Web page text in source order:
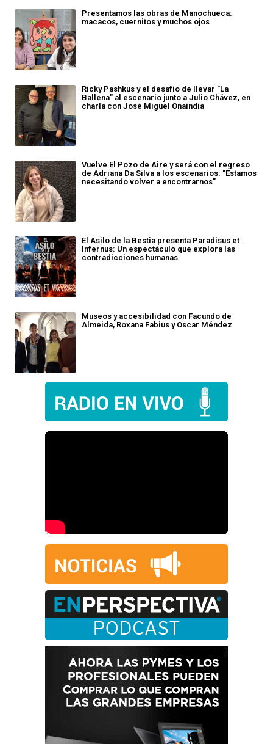
Presentamos las obras de Manochueca:
macacos, cuernitos y muchos ojos
Ricky Pashkus y el desafío de llevar "La
Ballena" al escenario junto a Julio Chávez, en
charla con José Miguel Onaindia
Vuelve El Pozo de Aire y será con el regreso
de Adriana Da Silva a los escenarios: "Estamos
necesitando volver a encontrarnos"
El Asilo de la Bestia presenta Paradisus et
Infernus: Un espectáculo que explora las
contradicciones humanas
Museos y accesibilidad con Facundo de
Almeida, Roxana Fabius y Oscar Méndez